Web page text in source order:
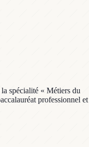
spécialité « Métiers du
professionnel et